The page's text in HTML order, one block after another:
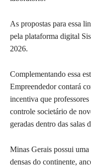
As propostas para essa
pela plataforma digital
2026.
Complementando essa
Empreendedor contará
incentiva que
controle societário de
geradas dentro das salas
Minas Gerais possui
densas do continente,